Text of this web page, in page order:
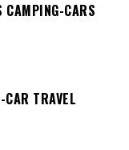
CAMPING-CARS
TRAVEL